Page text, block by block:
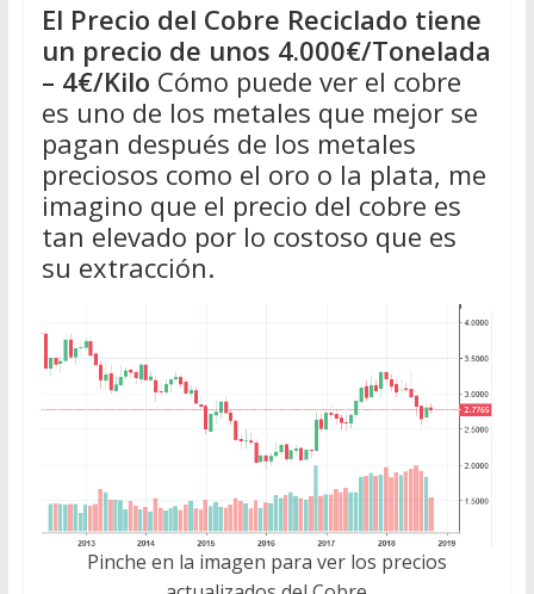
El Precio del Cobre Reciclado tiene
un precio de unos 4.000€/Tonelada
– 4€/Kilo Cómo puede ver el cobre
es uno de los metales que mejor se
pagan después de los metales
preciosos como el oro o la plata, me
imagino que el precio del cobre es
tan elevado por lo costoso que es
su extracción.
Pinche en la imagen para ver los precios